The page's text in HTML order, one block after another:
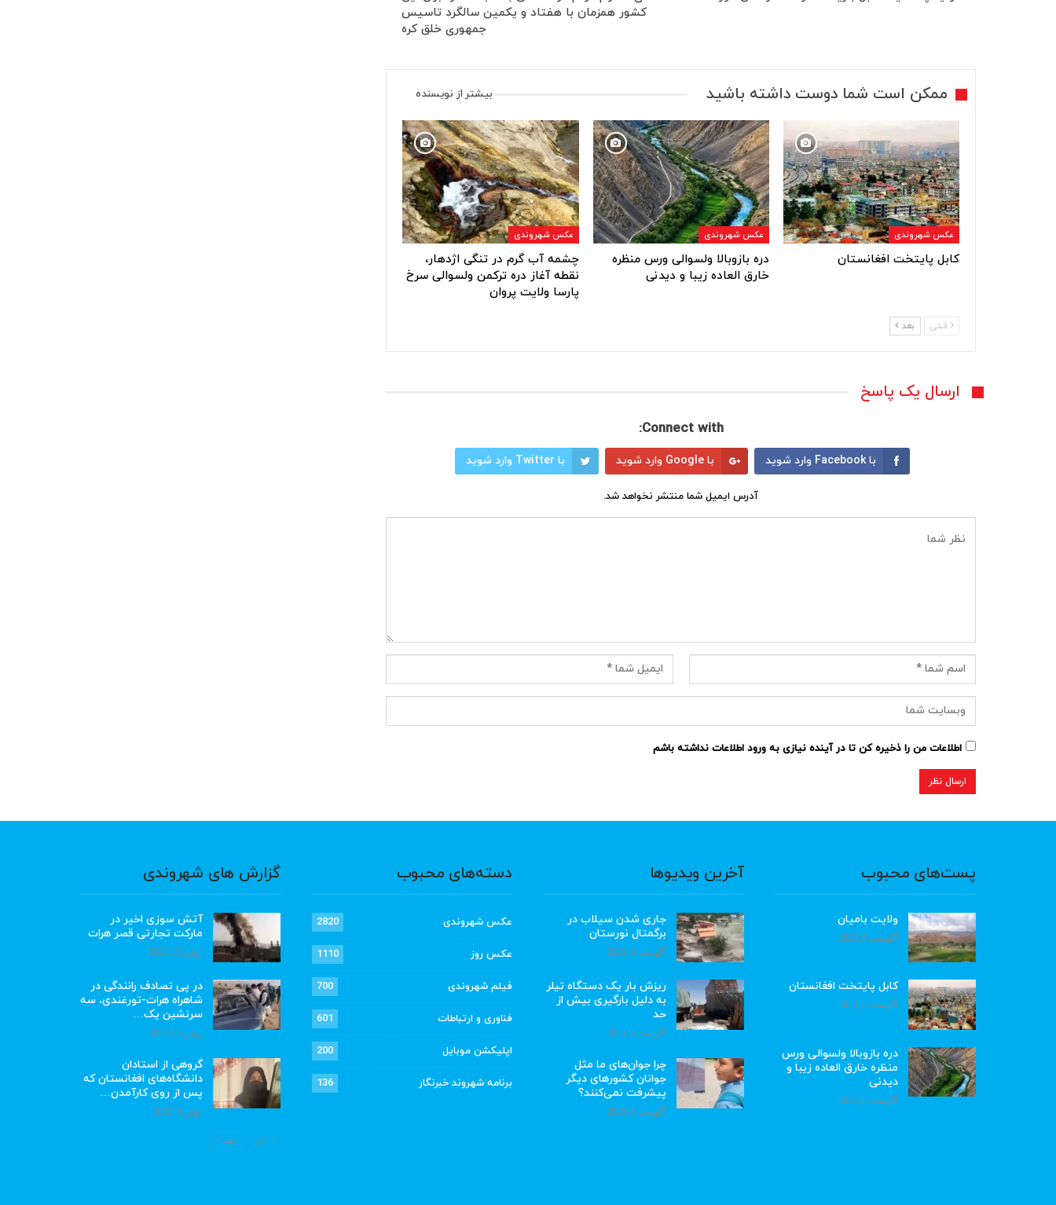
کشور همزمان با هفتاد و یکمین سالگرد تاسیس
جمهوری خلق کره
ممکن است شما دوست داشته باشید بیشتر از نویسنده
عکس شهروندی
کابل پایتخت افغانستان
عکس شهروندی
دره بازوبالا ولسوالی ورس منظره
خارق العاده زیبا و دیدنی
عکس شهروندی
چشمه آب گرم در تنگی اژدهار،
نقطه آغاز دره ترکمن ولسوالی سرخ
پارسا ولایت پروان
قبلی بعد
ارسال یک پاسخ
Connect with:
با Facebook وارد شوید با Google وارد شوید با Twitter وارد شوید
آدرس ایمیل شما منتشر نخواهد شد.
اطلاعات من را ذخیره کن تا در آینده نیازی به ورود اطلاعات نداشته باشم
پست‌های محبوب
ولایت بامیان
آگوست 6, 2026
کابل پایتخت افغانستان
آگوست 6, 2026
دره بازوبالا ولسوالی ورس
منظره خارق العاده زیبا و
دیدنی
آگوست 6, 2026
آخرین ویدیوها
جاری شدن سیلاب در
برگمتال نورستان
آگوست 6, 2026
ریزش بار یک دستگاه تیلر
به دلیل بارگیری بیش از
حد
آگوست 6, 2026
چرا جوان‌های ما مثل
جوانان کشورهای دیگر
پیشرفت نمی‌کنند؟
آگوست 6, 2026
دسته‌های محبوب
عکس شهروندی 2820
عکس روز 1110
فیلم شهروندی 700
فناوری و ارتباطات 601
اپلیکشن موبایل 200
برنامه شهروند خبرنگار 136
گزارش های شهروندی
آتش سوزی اخیر در
مارکت تجارتی قصر هرات
ژوئن 22, 2023
در پی تصادف رانندگی در
شاهراه هرات-تورغندی، سه
سرنشین یک…
ژوئن 15, 2023
گروهی از استادان
دانشگاه‌های افغانستان که
پس از روی کارآمدن…
ژوئن 6, 2023
قبلی بعد